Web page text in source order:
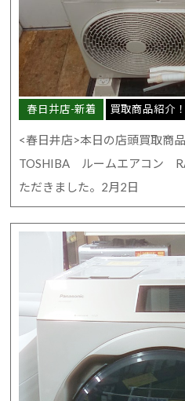
春日井店-新着 買取商品紹介！
<春日井店>本日の店頭買取
TOSHIBA ルームエアコン
ただきました。2月2日